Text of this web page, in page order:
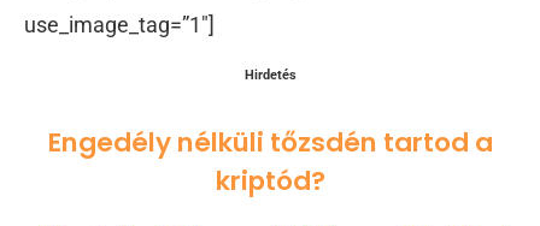
use_image_tag=”1″]
Hirdetés
Engedély nélküli tőzsdén tartod a
kriptód?